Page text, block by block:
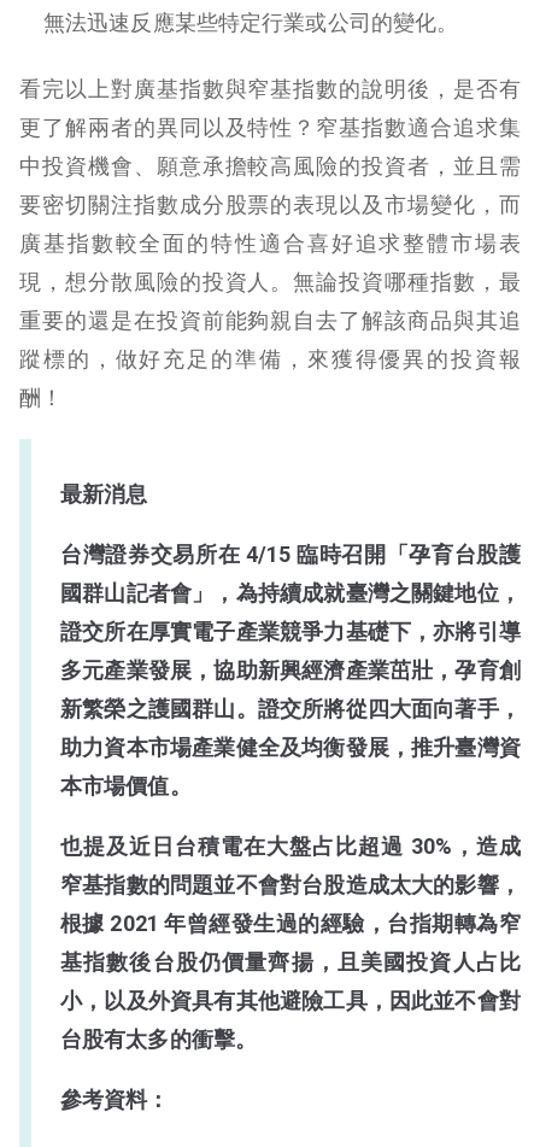
無法迅速反應某些特定行業或公司的變化。
看完以上對廣基指數與窄基指數的說明後，是否有
更了解兩者的異同以及特性？窄基指數適合追求集
中投資機會、願意承擔較高風險的投資者，並且需
要密切關注指數成分股票的表現以及市場變化，而
廣基指數較全面的特性適合喜好追求整體市場表
現，想分散風險的投資人。無論投資哪種指數，最
重要的還是在投資前能夠親自去了解該商品與其追
蹤標的，做好充足的準備，來獲得優異的投資報
酬！
最新消息
台灣證券交易所在 4/15 臨時召開「孕育台股護
國群山記者會」，為持續成就臺灣之關鍵地位，
證交所在厚實電子產業競爭力基礎下，亦將引導
多元產業發展，協助新興經濟產業茁壯，孕育創
新繁榮之護國群山。證交所將從四大面向著手，
助力資本市場產業健全及均衡發展，推升臺灣資
本市場價值。
也提及近日台積電在大盤占比超過 30%，造成
窄基指數的問題並不會對台股造成太大的影響，
根據 2021 年曾經發生過的經驗，台指期轉為窄
基指數後台股仍價量齊揚，且美國投資人占比
小，以及外資具有其他避險工具，因此並不會對
台股有太多的衝擊。
參考資料：